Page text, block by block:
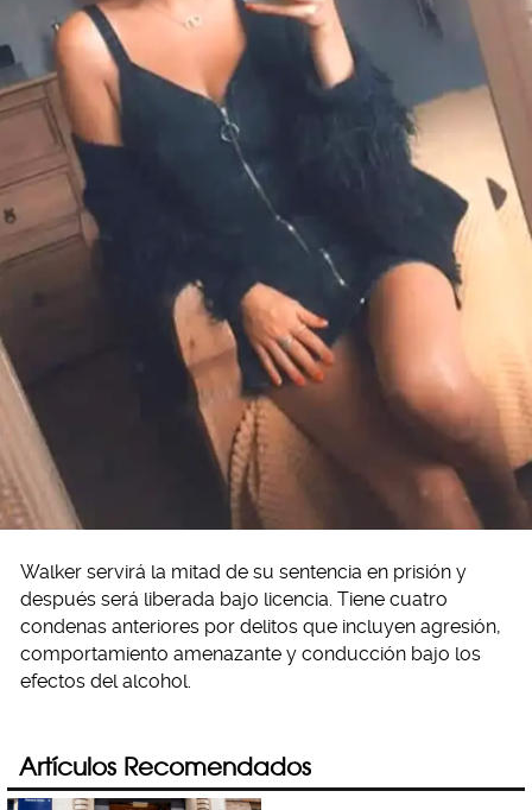
Walker servirá la mitad de su sentencia en prisión y
después será liberada bajo licencia. Tiene cuatro
condenas anteriores por delitos que incluyen agresión,
comportamiento amenazante y conducción bajo los
efectos del alcohol.
Artículos Recomendados